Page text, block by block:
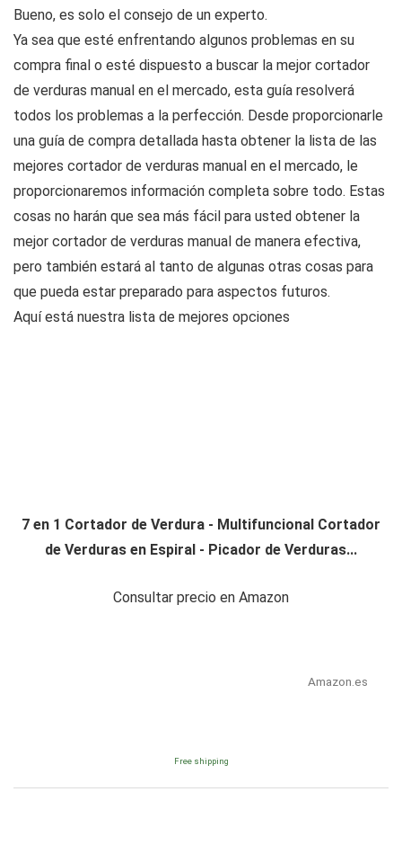
Bueno, es solo el consejo de un experto.
Ya sea que esté enfrentando algunos problemas en su
compra final o esté dispuesto a buscar la mejor cortador
de verduras manual en el mercado, esta guía resolverá
todos los problemas a la perfección. Desde proporcionarle
una guía de compra detallada hasta obtener la lista de las
mejores cortador de verduras manual en el mercado, le
proporcionaremos información completa sobre todo. Estas
cosas no harán que sea más fácil para usted obtener la
mejor cortador de verduras manual de manera efectiva,
pero también estará al tanto de algunas otras cosas para
que pueda estar preparado para aspectos futuros.
Aquí está nuestra lista de mejores opciones
7 en 1 Cortador de Verdura - Multifuncional Cortador
de Verduras en Espiral - Picador de Verduras...
Consultar precio en Amazon
Amazon.es
Free shipping